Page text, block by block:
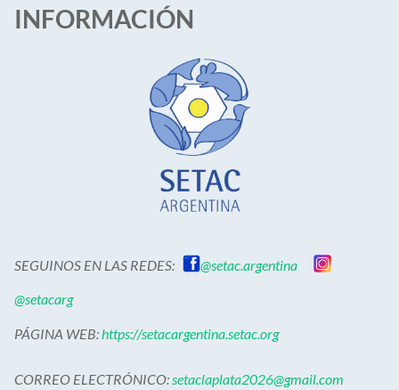
INFORMACIÓN
SEGUINOS EN LAS REDES:
@setac.argentina
@setacarg
PÁGINA WEB:https://setacargentina.setac.org
CORREO ELECTRÓNICO:setaclaplata2026@gmail.com